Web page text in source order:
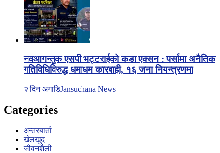
नवआगन्तुक एसपी भट्टराईको कडा एक्सन : पर्सामा अनैतिक
गतिविधिविरुद्ध धमाधम कारबाही, १६ जना नियन्त्रणमा
२ दिन अगाडिJansuchana News
Categories
अन्तरबार्ता
खेलखुद
जीवनशैली